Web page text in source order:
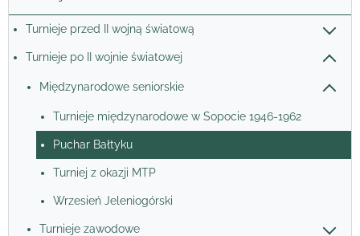
Turnieje przed II wojną światową
Turnieje po II wojnie światowej
Międzynarodowe seniorskie
Turnieje międzynarodowe w Sopocie 1946-1962
Puchar Bałtyku
Turniej z okazji MTP
Wrzesień Jeleniogórski
Turnieje zawodowe